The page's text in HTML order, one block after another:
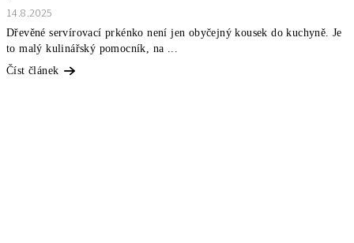
14.8.2025
Dřevěné servírovací prkénko není jen obyčejný kousek do kuchyně. Je
to malý kulinářský pomocník, na ...
Číst článek